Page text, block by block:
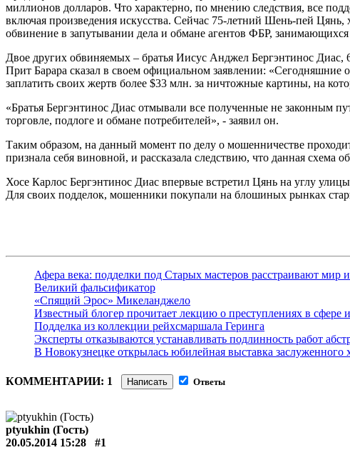
миллионов долларов. Что характерно, по мнению следствия, все
включая произведения искусства. Сейчас 75-летний Шень-пей
обвинение в запутывании дела и обмане агентов ФБР, занимающихся
Двое других обвиняемых – братья Иисус Анджел Бергэнтинос
Прит Барара сказал в своем официальном заявлении:
заплатить своих жертв более $33 млн. за ничтожные картины, на
«Братья Бергэнтинос Диас отмывали все полученные не законным
торговле, подлоге и обмане потребителей», - заявил он.
Таким образом, на данный момент по делу о мошенничестве
признала себя виновной, и рассказала следствию, что данная схема
Хосе Карлос Бергэнтинос Диас впервые встретил Цянь на углу
Для своих подделок, мошенники покупали на блошиных рынках
Афера века: подделки под Старых мастеров расстраивают мир
Великий фальсификатор
«Спящий Эрос» Микеланджело
Известный блогер прочитает лекцию о преступлениях в сфере
Подделка из коллекции рейхсмаршала Геринга
Эксперты отказываются устанавливать подлинность работ
В Новокузнецке открылась юбилейная выставка
КОММЕНТАРИИ: 1 Написать Ответы
ptyukhin (Гость)
20.05.2014 15:28
#1